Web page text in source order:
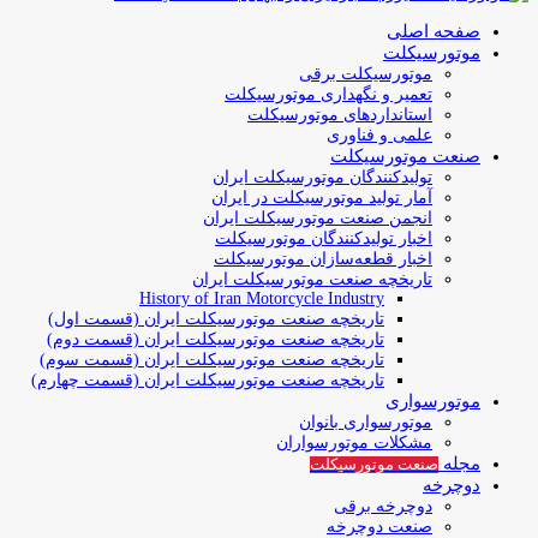
صفحه اصلی
موتورسیکلت
موتورسیکلت برقی
تعمیر و نگهداری موتورسیکلت
استانداردهای موتورسیکلت
علمی و فناوری
صنعت موتورسیکلت
تولیدکنندگان موتورسیکلت ایران
آمار تولید موتورسیکلت در ایران
انجمن صنعت موتورسیکلت ایران
اخبار تولیدکنندگان موتورسیکلت
اخبار قطعه‌سازان موتورسیکلت
تاریخچه صنعت موتورسیکلت ایران
History of Iran Motorcycle Industry
تاریخچه صنعت موتورسیکلت ایران (قسمت اول)
تاریخچه صنعت موتورسیکلت ایران (قسمت دوم)
تاریخچه صنعت موتورسیکلت ایران (قسمت سوم)
تاریخچه صنعت موتورسیکلت ایران (قسمت چهارم)
موتورسواری
موتورسواری بانوان
مشکلات موتورسواران
مجله صنعت موتورسیکلت
دوچرخه
دوچرخه برقی
صنعت دوچرخه